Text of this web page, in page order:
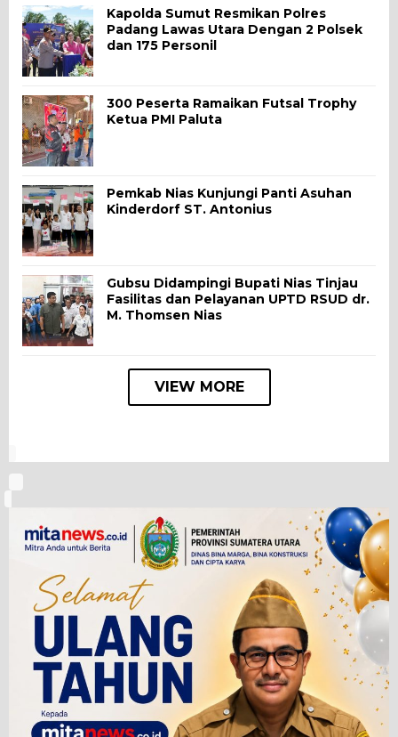
Kapolda Sumut Resmikan Polres
Padang Lawas Utara Dengan 2 Polsek
dan 175 Personil
300 Peserta Ramaikan Futsal Trophy
Ketua PMI Paluta
Pemkab Nias Kunjungi Panti Asuhan
Kinderdorf ST. Antonius
Gubsu Didampingi Bupati Nias Tinjau
Fasilitas dan Pelayanan UPTD RSUD dr.
M. Thomsen Nias
VIEW MORE